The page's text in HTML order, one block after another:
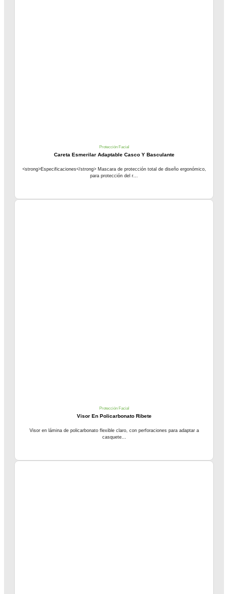
Protección Facial
Careta Esmerilar Adaptable Casco Y Basculante
<strong>Especificaciones</strong> Mascara de protección total de diseño ergonómico,
para protección del r...
Protección Facial
Visor En Policarbonato Ribete
Visor en lámina de policarbonato flexible claro, con perforaciones para adaptar a
casquete...